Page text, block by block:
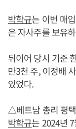
박학규는 이번 매
은 자사주를 보유
뒤이어 당시 기준
만3천 주, 이정배
있었다.
△베트남 총리 평
박학규는 2024년